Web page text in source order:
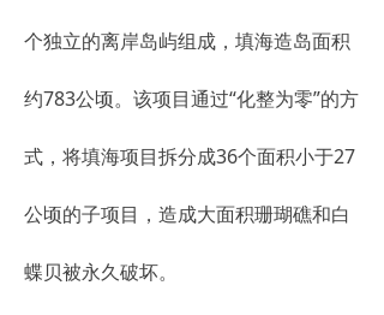
个独立的离岸岛屿组成，填海造岛面积
约783公顷。该项目通过“化整为零”的方
式，将填海项目拆分成36个面积小于27
公顷的子项目，造成大面积珊瑚礁和白
蝶贝被永久破坏。